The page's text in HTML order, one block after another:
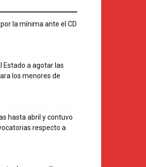
la mínima ante el CD
Estado a agotar las
los menores de
hasta abril y contuvo
respecto a